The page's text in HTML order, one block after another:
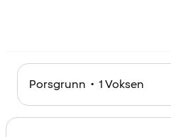
Porsgrunn • 1 Voksen